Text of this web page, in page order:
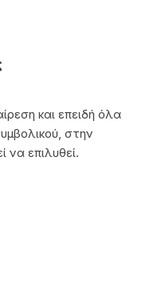
και επειδή όλα
στην
να επιλυθεί.